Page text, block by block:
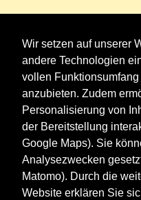
Wir setzen auf unserer
andere Technologien
vollen
anzubieten. Zudem
Personalisierung von
der Bereitstellung
Google Maps). Sie
Analysezwecken
Matomo). Durch die
Website erklären Sie